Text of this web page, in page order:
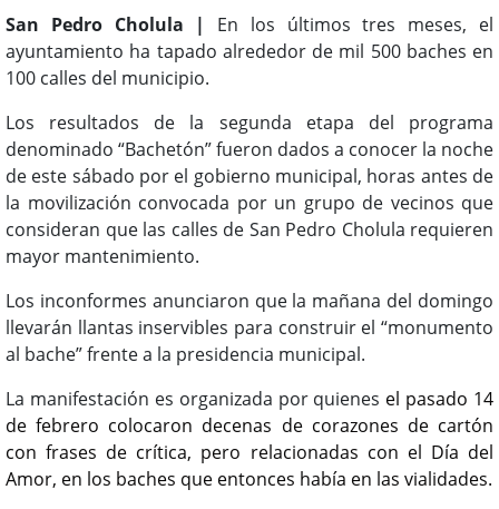
San Pedro Cholula |
En los últimos tres meses, el
ayuntamiento ha tapado alrededor de mil 500 baches en
100 calles del municipio.
Los resultados de la segunda etapa del programa
denominado “Bachetón” fueron dados a conocer la noche
de este sábado por el gobierno municipal, horas antes de
la movilización convocada por un grupo de vecinos que
consideran que las calles de San Pedro Cholula requieren
mayor mantenimiento.
Los inconformes anunciaron que la mañana del domingo
llevarán llantas inservibles para construir el “monumento
al bache” frente a la presidencia municipal.
La manifestación es organizada por quienes el pasado 14
de febrero colocaron decenas de corazones de cartón
con frases de crítica, pero relacionadas con el Día del
Amor, en los baches que entonces había en las vialidades.